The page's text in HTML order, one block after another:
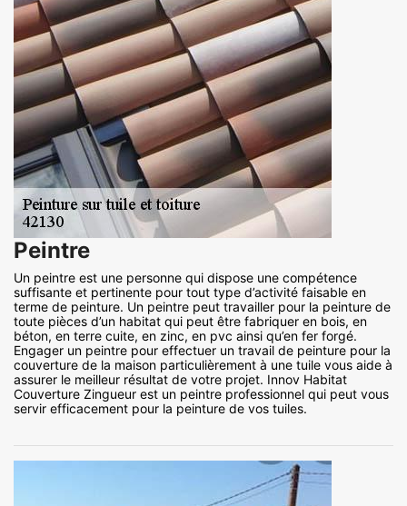
Peintre
Un peintre est une personne qui dispose une compétence
suffisante et pertinente pour tout type d’activité faisable en
terme de peinture. Un peintre peut travailler pour la peinture de
toute pièces d’un habitat qui peut être fabriquer en bois, en
béton, en terre cuite, en zinc, en pvc ainsi qu’en fer forgé.
Engager un peintre pour effectuer un travail de peinture pour la
couverture de la maison particulièrement à une tuile vous aide à
assurer le meilleur résultat de votre projet. Innov Habitat
Couverture Zingueur est un peintre professionnel qui peut vous
servir efficacement pour la peinture de vos tuiles.